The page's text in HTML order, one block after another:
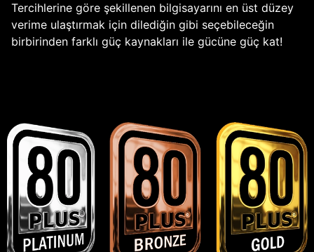
Tercihlerine göre şekillenen bilgisayarını en üst düzey
verime ulaştırmak için dilediğin gibi seçebileceğin
birbirinden farklı güç kaynakları ile gücüne güç kat!